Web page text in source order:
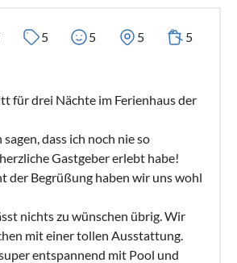
5 5 5 5
für drei Nächte im Ferienhaus der
dass ich noch nie so
Gastgeber erlebt habe!
der Begrüßung haben wir uns wohl
nichts zu wünschen übrig. Wir
mit einer tollen Ausstattung.
entspannend mit Pool und